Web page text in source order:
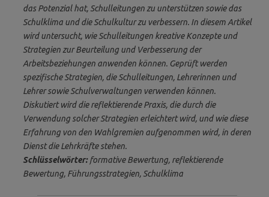
das Potenzial hat, Schulleitungen zu unterstützen sowie das
Schulklima und die Schulkultur zu verbessern. In diesem Artikel
wird untersucht, wie Schulleitungen kreative Konzepte und
Strategien zur Beurteilung und Verbesserung der
Arbeitsbeziehungen anwenden können. Geprüft werden
spezifische Strategien, die Schulleitungen, Lehrerinnen und
Lehrer sowie Schulverwaltungen verwenden können.
Diskutiert wird die reflektierende Praxis, die durch die
Verwendung solcher Strategien erleichtert wird, und wie diese
Erfahrung von den Wahlgremien aufgenommen wird, in deren
Dienst die Lehrkräfte stehen.
Schlüsselwörter:formative Bewertung, reflektierende
Bewertung, Führungsstrategien, Schulklima